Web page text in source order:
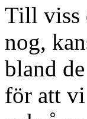
Till viss
nog,
bland
för att